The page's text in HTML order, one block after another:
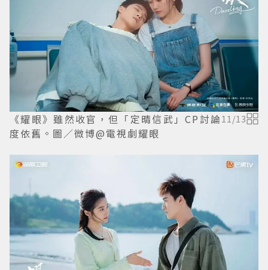
《耀眼》雖然收官，但「定晴信武」CP討論
度依舊。圖／微博@電視劇耀眼
11 /13